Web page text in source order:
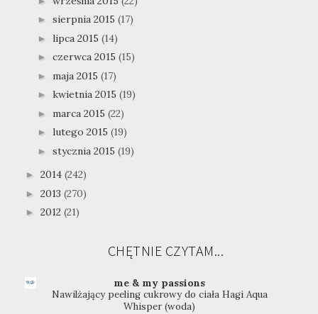
► sierpnia 2015 (17)
► lipca 2015 (14)
► czerwca 2015 (15)
► maja 2015 (17)
► kwietnia 2015 (19)
► marca 2015 (22)
► lutego 2015 (19)
► stycznia 2015 (19)
► 2014 (242)
► 2013 (270)
► 2012 (21)
CHĘTNIE CZYTAM...
me & my passions
Nawilżający peeling cukrowy do ciała Hagi Aqua
Whisper (woda)